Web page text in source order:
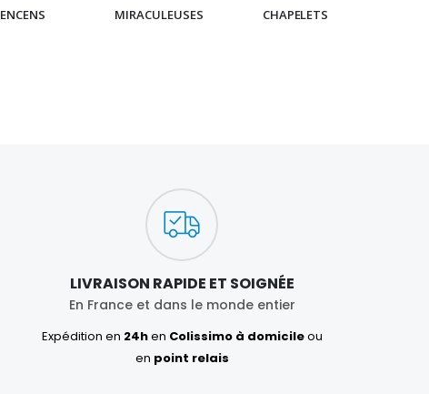
ENCENS MIRACULEUSES CHAPELETS
LIVRAISON RAPIDE ET SOIGNÉE
En France et dans le monde entier
Expédition en 24hen Colissimo à domicileou
en point relais